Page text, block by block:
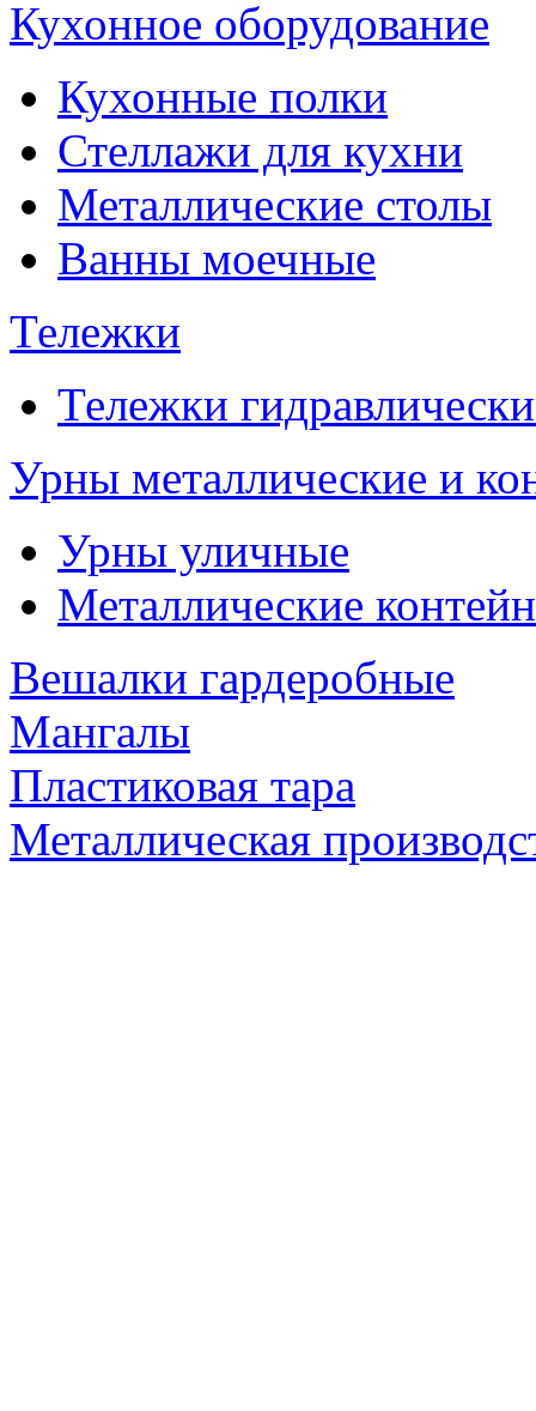
Кухонное оборудование
Кухонные полки
Стеллажи для кухни
Металлические столы
Ванны моечные
Тележки
Тележки
Урны металлические и
Урны уличные
Металлические
Вешалки гардеробные
Мангалы
Пластиковая тара
Металлическая